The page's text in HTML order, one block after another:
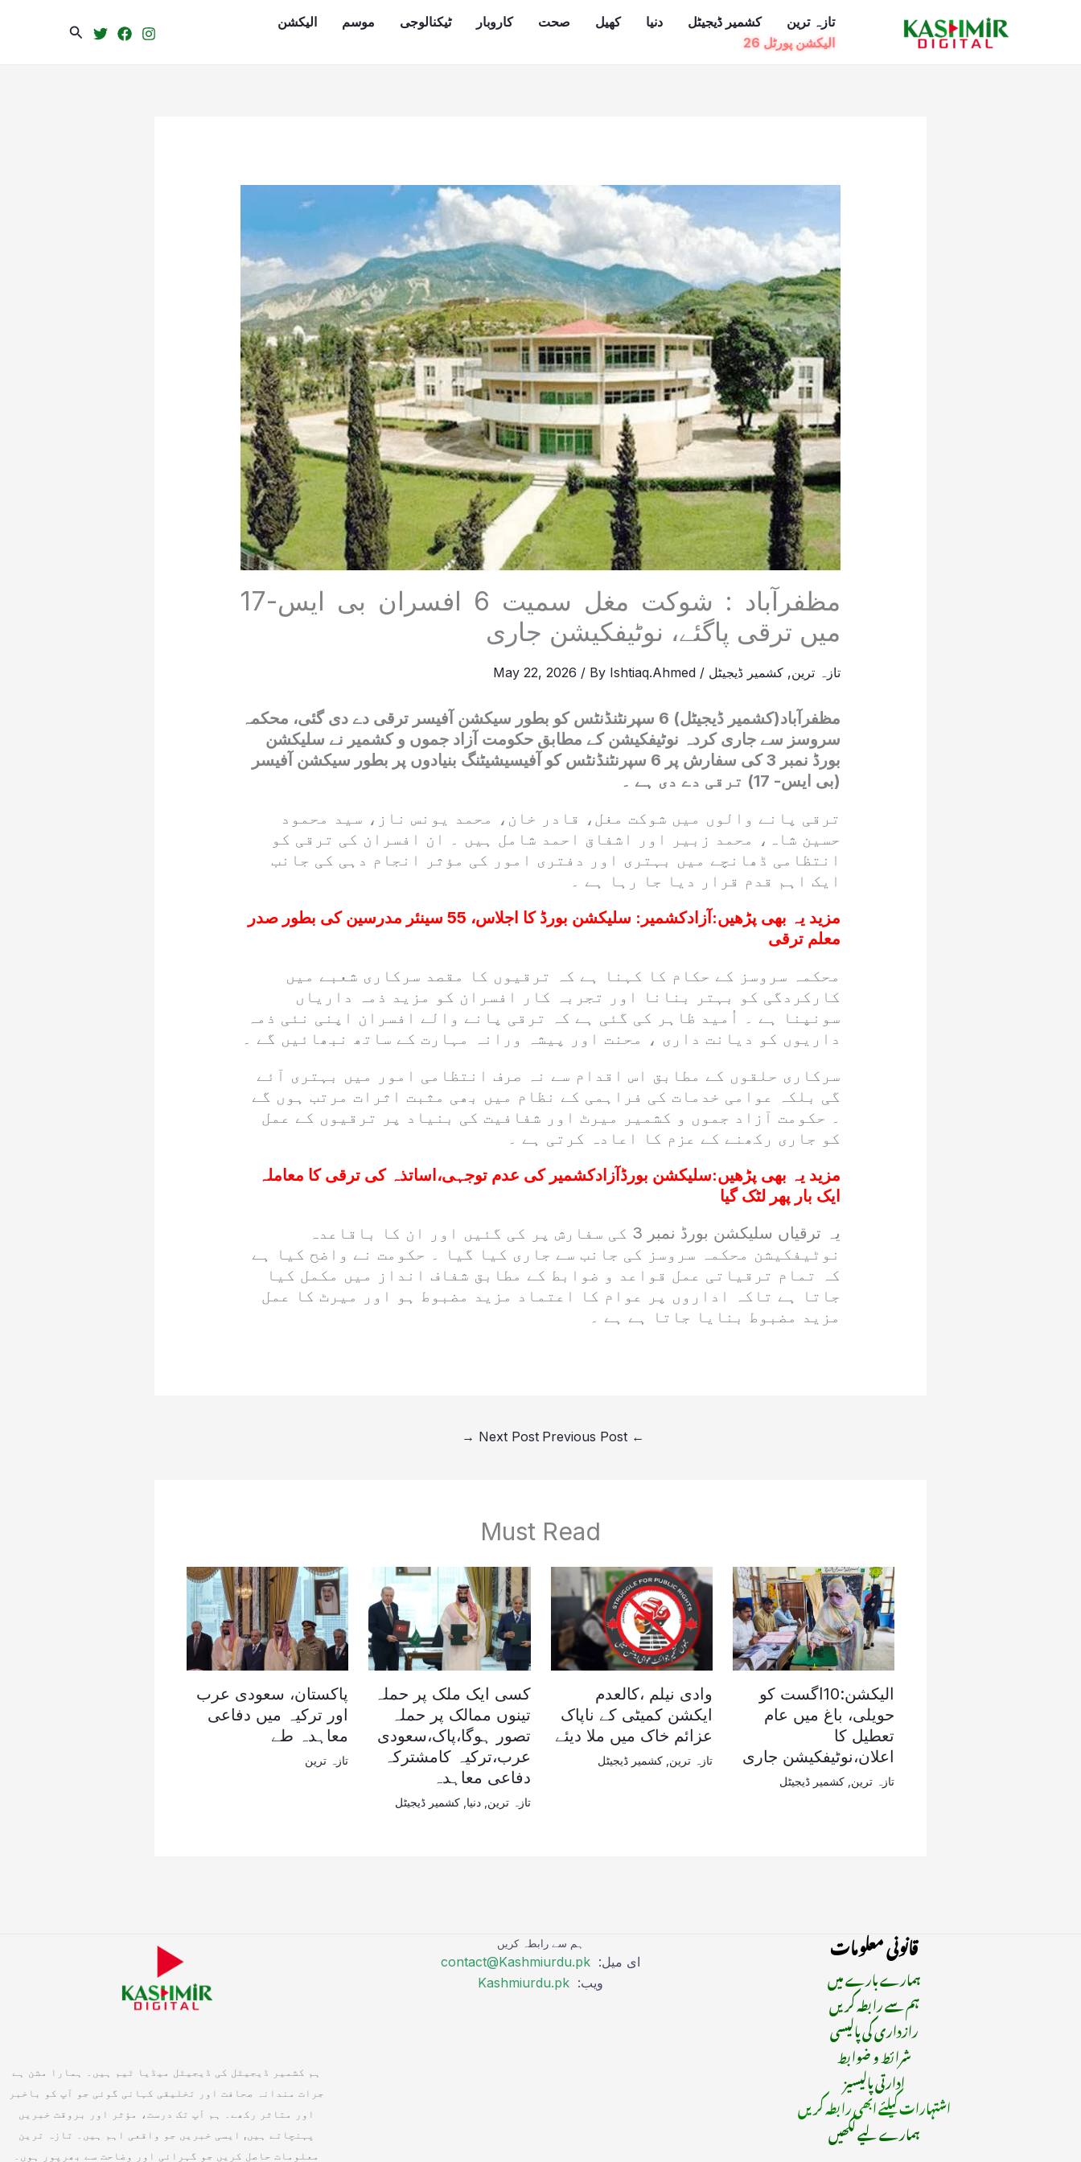
تازہ ترین کشمیر ڈیجیٹل دنیا کھیل صحت کاروبار ٹیکنالوجی موسم
الیکشن
الیکشن پورٹل 26
Search
مظفرآباد : شوکت مغل سمیت 6 افسران بی ایس-17
میں ترقی پاگئے، نوٹیفکیشن جاری
تازہ ترین, کشمیر ڈیجیٹل /
May 22, 2026 / By Ishtiaq.Ahmed
مظفرآباد(کشمیر ڈیجیٹل) 6 سپرنٹنڈنٹس کو بطور سیکشن آفیسر ترقی دے دی گئی، محکمہ
سروسز سے جاری کردہ نوٹیفکیشن کے مطابق حکومت آزاد جموں و کشمیر نے سلیکشن
بورڈ نمبر 3 کی سفارش پر 6 سپرنٹنڈنٹس کو آفیسیشیٹنگ بنیادوں پر بطور سیکشن آفیسر
(بی ایس- 17) ترقی دے دی ہے ۔
ترقی پانے والوں میں شوکت مغل، قادر خان، محمد یونس ناز، سید محمود
حسین شاہ، محمد زبیر اور اشفاق احمد شامل ہیں ۔ ان افسران کی ترقی کو
انتظامی ڈھانچے میں بہتری اور دفتری امور کی مؤثر انجام دہی کی جانب
ایک اہم قدم قرار دیا جا رہا ہے ۔
مزید یہ بھی پڑھیں:
آزادکشمیر: سلیکشن بورڈ کا اجلاس، 55 سینئر مدرسین کی بطور صدر
معلم ترقی
محکمہ سروسز کے حکام کا کہنا ہے کہ ترقیوں کا مقصد سرکاری شعبے میں
کارکردگی کو بہتر بنانا اور تجربہ کار افسران کو مزید ذمہ داریاں
سونپنا ہے ۔ اُمید ظاہر کی گئی ہے کہ ترقی پانے والے افسران اپنی نئی ذمہ
داریوں کو دیانت داری ، محنت اور پیشہ ورانہ مہارت کے ساتھ نبھائیں گے ۔
سرکاری حلقوں کے مطابق اس اقدام سے نہ صرف انتظامی امور میں بہتری آئے
گی بلکہ عوامی خدمات کی فراہمی کے نظام میں بھی مثبت اثرات مرتب ہوں گے
۔ حکومت آزاد جموں و کشمیر میرٹ اور شفافیت کی بنیاد پر ترقیوں کے عمل
کو جاری رکھنے کے عزم کا اعادہ کرتی ہے ۔
مزید یہ بھی پڑھیں:سلیکشن بورڈآزادکشمیر کی عدم توجہی،اساتذہ کی ترقی کا معاملہ
ایک بار پھر لٹک گیا
یہ ترقیاں سلیکشن بورڈ نمبر 3 کی سفارش پر کی گئیں اور ان کا باقاعدہ
نوٹیفکیشن محکمہ سروسز کی جانب سے جاری کیا گیا ۔ حکومت نے واضح کیا ہے
کہ تمام ترقیاتی عمل قواعد و ضوابط کے مطابق شفاف انداز میں مکمل کیا
جاتا ہے تاکہ اداروں پر عوام کا اعتماد مزید مضبوط ہو اور میرٹ کا عمل
مزید مضبوط بنایا جاتا ہے ہے ۔
←
Next Post
→
Must Read
الیکشن:10اگست کو
حویلی، باغ میں عام
تعطیل کا
اعلان،نوٹیفکیشن جاری
تازہ ترین کشمیر ڈیجیٹل
وادی نیلم ،کالعدم
ایکشن کمیٹی کے ناپاک
عزائم خاک میں ملا دیئے
تازہ ترین ,کشمیر ڈیجیٹل
کسی ایک ملک پر حملہ
تینوں ممالک پر حملہ
تصور ہوگا،پاک،سعودی
عرب،ترکیہ کامشترکہ
دفاعی معاہدہ
تازہ ترین ,دنیا ,کشمیر ڈیجیٹل
پاکستان، سعودی عرب
اور ترکیہ میں دفاعی
معاہدہ طے
تازہ ترین
قانونی معلومات
ہمارے بارے میں
ہم سے رابطہ کریں
رازداری کی پالیسی
شرائط و ضوابط
ادارتی پالیسیز
اشتہارات کیلئے ابھی رابطہ کریں
ہمارے لیے لکھیں
ہم سے رابطہ کریں
ای میل: contact@Kashmiurdu.pk
ویب: Kashmiurdu.pk
ہم کشمیر ڈیجیٹل کی ڈیجیٹل میڈیا ٹیم ہیں۔ ہمارا مشن ہے
جرات مندانہ صحافت اور تخلیقی کہانی گوئی جو آپ کو باخبر
اور متاثر رکھے۔ ہم آپ تک درست، مؤثر اور بروقت خبریں
پہنچاتے ہیں, ایسی خبریں جو واقعی اہم ہیں۔ تازہ ترین
معلومات حاصل کریں جو گہرائی اور وضاحت سے بھرپور ہوں۔